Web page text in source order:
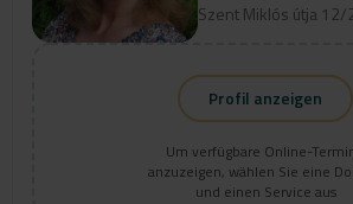
Következő időpontot úgy tudunk adni, ha
Időpont foglaláskor automatikusan
Profil anzeigen
Um verfügbare Online-
anzuzeigen, wählen Sie eine
und einen Service aus
Szent Miklós útja 12/